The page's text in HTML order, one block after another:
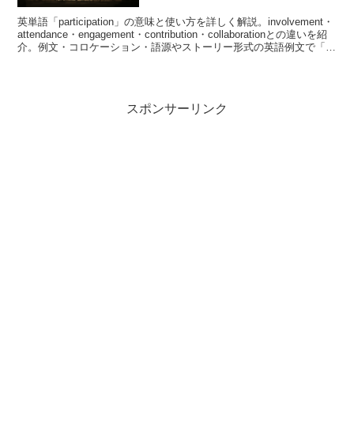
英単語「participation」の意味と使い方を詳しく解説。involvement・
attendance・engagement・contribution・collaborationとの違いを紹
介。例文・コロケーション・語源やストーリー形式の英語例文で「参
スポンサーリンク